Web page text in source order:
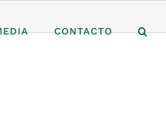
CONTACTO